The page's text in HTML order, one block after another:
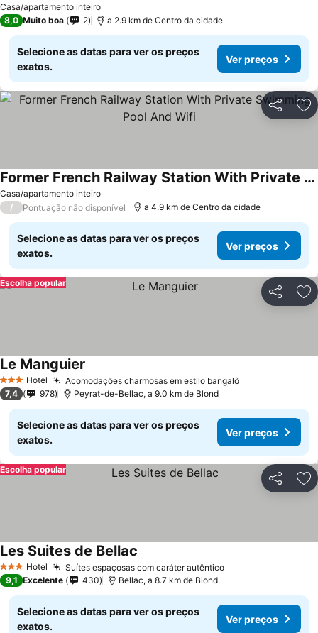
Casa/apartamento inteiro
8,0 Muito boa 2 a 2.9 km de Centro da cidade
Selecione as datas para ver os preços
exatos.
Ver preços
Partilhar
Casa/apartamento inteiro
Former French Railway Station With Private Swimming Pool And Wifi
/ Pontuação não disponível a 4.9 km de Centro da cidade
Selecione as datas para ver os preços
exatos.
Ver preços
Partilhar
Escolha popular
3 EstrelasHotel Acomodações charmosas em estilo bangalô
Le Manguier
7,4 978 Peyrat-de-Bellac, a 9.0 km de Blond
Selecione as datas para ver os preços
exatos.
Ver preços
Partilhar
Escolha popular
3 EstrelasHotel Suítes espaçosas com caráter autêntico
Les Suites de Bellac
9,1 Excelente 430 Bellac, a 8.7 km de Blond
Selecione as datas para ver os preços
exatos.
Ver preços